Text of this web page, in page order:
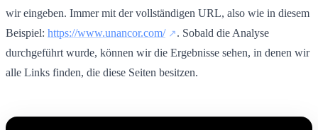
wir eingeben. Immer mit der vollständigen URL, also wie in diesem
Beispiel: https://www.unancor.com/
. Sobald die Analyse
durchgeführt wurde, können wir die Ergebnisse sehen, in denen wir
alle Links finden, die diese Seiten besitzen.